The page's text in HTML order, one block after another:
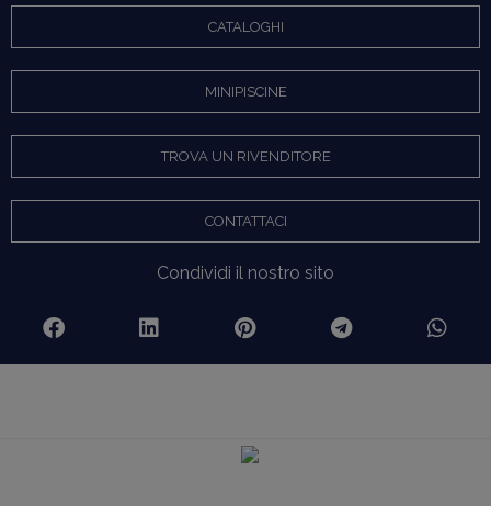
CATALOGHI
MINIPISCINE
TROVA UN RIVENDITORE
CONTATTACI
Condividi il nostro sito